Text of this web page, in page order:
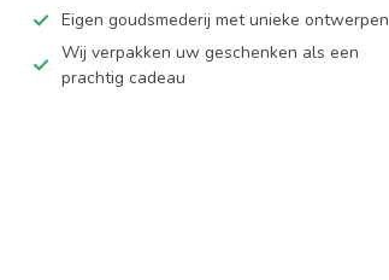
Eigen goudsmederij met unieke ontwerpen
Wij verpakken uw geschenken als een
prachtig cadeau